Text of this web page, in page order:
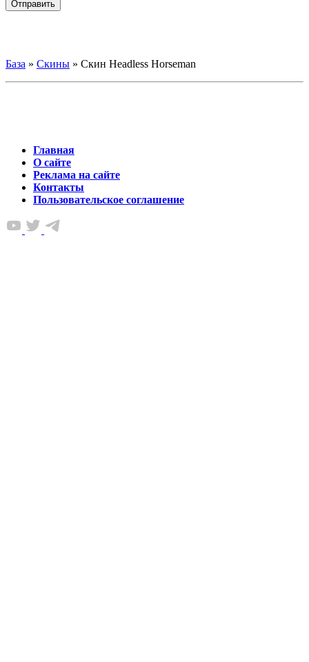
База » Скины » Скин Headless Horseman
Главная
О сайте
Реклама на сайте
Контакты
Пользовательское соглашение